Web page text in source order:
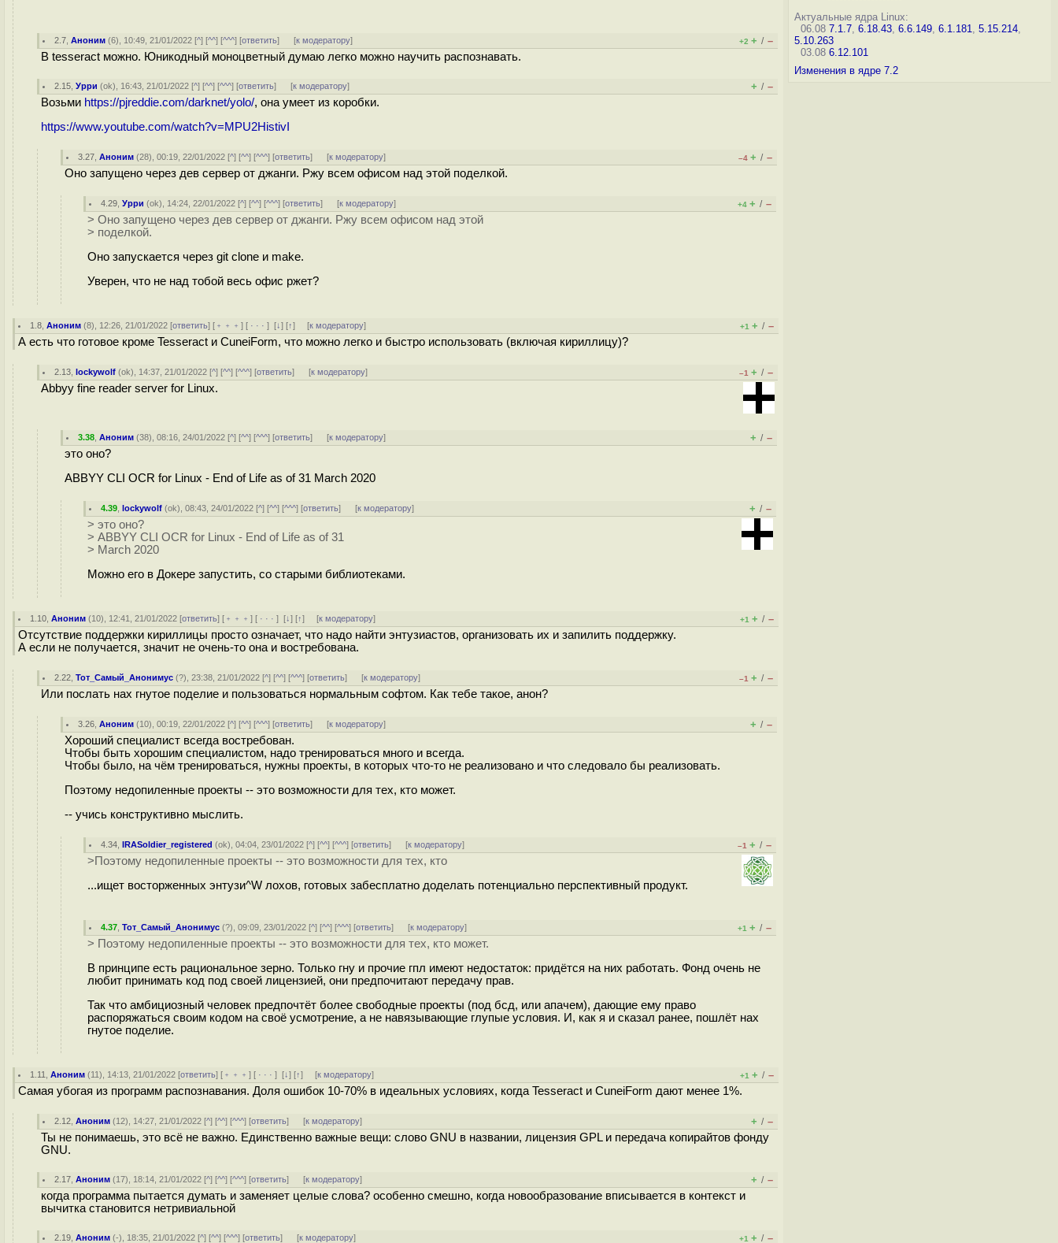
2.7 ,Аноним (6), 10:49, 21/01/2022 [^] [^^] [^^^] [ответить] [к модератору] +2 + / –
В tesseract можно. Юникодный моноцветный думаю легко можно научить распознавать.
2.15 ,Урри (ok), 16:43, 21/01/2022 [^] [^^] [^^^] [ответить] [к модератору] + / –
Возьми https://pjreddie.com/darknet/yolo/, она умеет из коробки.
https://www.youtube.com/watch?v=MPU2HistivI
3.27 ,Аноним (28), 00:19, 22/01/2022 [^] [^^] [^^^] [ответить] [к модератору] –4 + / –
Оно запущено через дев сервер от джанги. Ржу всем офисом над этой поделкой.
4.29 ,Урри (ok), 14:24, 22/01/2022 [^] [^^] [^^^] [ответить] [к модератору] +4 + / –
> Оно запущено через дев сервер от джанги. Ржу всем офисом над этой
> поделкой.
Оно запускается через git clone и make.
Уверен, что не над тобой весь офис ржет?
1.8 ,Аноним (8), 12:26, 21/01/2022 [ответить] [ ﹢﹢﹢] [ · · ·][↓] [↑] [к модератору] +1 + / –
А есть что готовое кроме Tesseract и CuneiForm, что можно легко и быстро использовать (включая кириллицу)?
2.13 ,lockywolf (ok), 14:37, 21/01/2022 [^] [^^] [^^^] [ответить] [к модератору] –1 + / –
Abbyy fine reader server for Linux.
3.38 ,Аноним (38), 08:16, 24/01/2022 [^] [^^] [^^^] [ответить] [к модератору] + / –
это оно?
ABBYY CLI OCR for Linux - End of Life as of 31 March 2020
4.39 ,lockywolf (ok), 08:43, 24/01/2022 [^] [^^] [^^^] [ответить] [к модератору] + / –
> это оно?
> ABBYY CLI OCR for Linux - End of Life as of 31
> March 2020
Можно его в Докере запустить, со старыми библиотеками.
1.10 ,Аноним (10), 12:41, 21/01/2022 [ответить] [ ﹢﹢﹢] [ · · ·][↓] [↑] [к модератору] +1 + / –
Отсутствие поддержки кириллицы просто означает, что надо найти энтузиастов, организовать их и запилить поддержку.
А если не получается, значит не очень-то она и востребована.
2.22 ,Тот_Самый_Анонимус (?), 23:38, 21/01/2022 [^] [^^] [^^^] [ответить] [к модератору] –1 + / –
Или послать нах гнутое поделие и пользоваться нормальным софтом. Как тебе такое, анон?
3.26 ,Аноним (10), 00:19, 22/01/2022 [^] [^^] [^^^] [ответить] [к модератору] + / –
Хороший специалист всегда востребован.
Чтобы быть хорошим специалистом, надо тренироваться много и всегда.
Чтобы было, на чём тренироваться, нужны проекты, в которых что-то не реализовано и что следовало бы реализовать.
Поэтому недопиленные проекты -- это возможности для тех, кто может.
-- учись конструктивно мыслить.
4.34 ,IRASoldier_registered (ok), 04:04, 23/01/2022 [^] [^^] [^^^] [ответить] [к модератору] –1 + / –
>Поэтому недопиленные проекты -- это возможности для тех, кто
...ищет восторженных энтузи^W лохов, готовых забесплатно доделать потенциально перспективный продукт.
4.37 ,Тот_Самый_Анонимус (?), 09:09, 23/01/2022 [^] [^^] [^^^] [ответить] [к модератору] +1 + / –
> Поэтому недопиленные проекты -- это возможности для тех, кто может.
В принципе есть рациональное зерно. Только гну и прочие гпл имеют недостаток: придётся на них работать. Фонд очень не
любит принимать код под своей лицензией, они предпочитают передачу прав.
Так что амбициозный человек предпочтёт более свободные проекты (под бсд, или апачем), дающие ему право
распоряжаться своим кодом на своё усмотрение, а не навязывающие глупые условия. И, как я и сказал ранее, пошлёт нах
гнутое поделие.
1.11 ,Аноним (11), 14:13, 21/01/2022 [ответить] [ ﹢﹢﹢] [ · · ·][↓] [↑] [к модератору] +1 + / –
Самая убогая из программ распознавания. Доля ошибок 10-70% в идеальных условиях, когда Tesseract и CuneiForm дают менее 1%.
2.12 ,Аноним (12), 14:27, 21/01/2022 [^] [^^] [^^^] [ответить] [к модератору] + / –
Ты не понимаешь, это всё не важно. Единственно важные вещи: слово GNU в названии, лицензия GPL и передача копирайтов фонду
GNU.
2.17 ,Аноним (17), 18:14, 21/01/2022 [^] [^^] [^^^] [ответить] [к модератору] + / –
когда программа пытается думать и заменяет целые слова? особенно смешно, когда новообразование вписывается в контекст и
вычитка становится нетривиальной
2.19 ,Аноним (-), 18:35, 21/01/2022 [^] [^^] [^^^] [ответить] [к модератору] +1 + / –
Актуальные ядра Linux:
06.08 7.1.7, 6.18.43, 6.6.149, 6.1.181, 5.15.214,
5.10.263
03.08 6.12.101
Изменения в ядре 7.2